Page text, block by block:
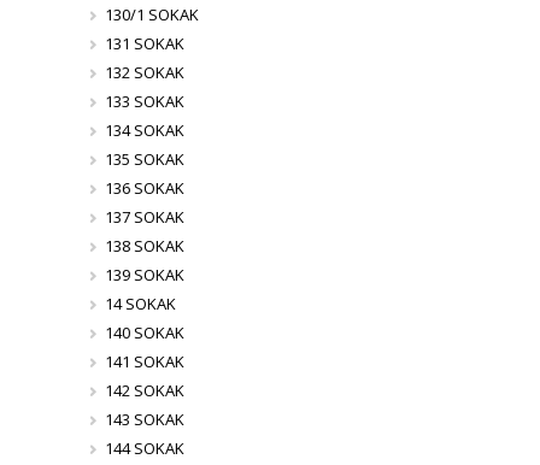
130/1 SOKAK
131 SOKAK
132 SOKAK
133 SOKAK
134 SOKAK
135 SOKAK
136 SOKAK
137 SOKAK
138 SOKAK
139 SOKAK
14 SOKAK
140 SOKAK
141 SOKAK
142 SOKAK
143 SOKAK
144 SOKAK